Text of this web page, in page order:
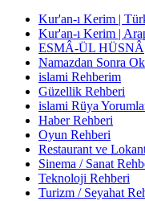
Kur'an-ı Kerim |
Kur'an-ı Kerim |
ESMÂ-ÜL HÜSNÂ
Namazdan Sonra
islami Rehberim
Güzellik Rehberi
islami Rüya
Haber Rehberi
Oyun Rehberi
Restaurant ve
Sinema / Sanat
Teknoloji Rehberi
Turizm / Seyahat